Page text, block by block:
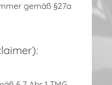
gemäß §27a